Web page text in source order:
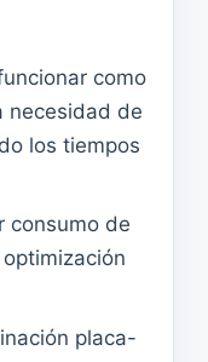
como
necesidad de
los tiempos
consumo de
placa-